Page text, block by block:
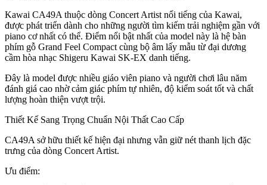
Kawai CA49A thuộc dòng Concert Artist nổi tiếng của Kawai,
được phát triển dành cho những người tìm kiếm trải nghiệm gần với
piano cơ nhất có thể. Điểm nổi bật nhất của model này là hệ bàn
phím gỗ Grand Feel Compact cùng bộ âm lấy mẫu từ đại dương
cầm hòa nhạc Shigeru Kawai SK-EX danh tiếng.
Đây là model được nhiều giáo viên piano và người chơi lâu năm
đánh giá cao nhờ cảm giác phím tự nhiên, độ kiểm soát tốt và chất
lượng hoàn thiện vượt trội.
Thiết Kế Sang Trọng Chuẩn Nội Thất Cao Cấp
CA49A sở hữu thiết kế hiện đại nhưng vẫn giữ nét thanh lịch đặc
trưng của dòng Concert Artist.
Ưu điểm: